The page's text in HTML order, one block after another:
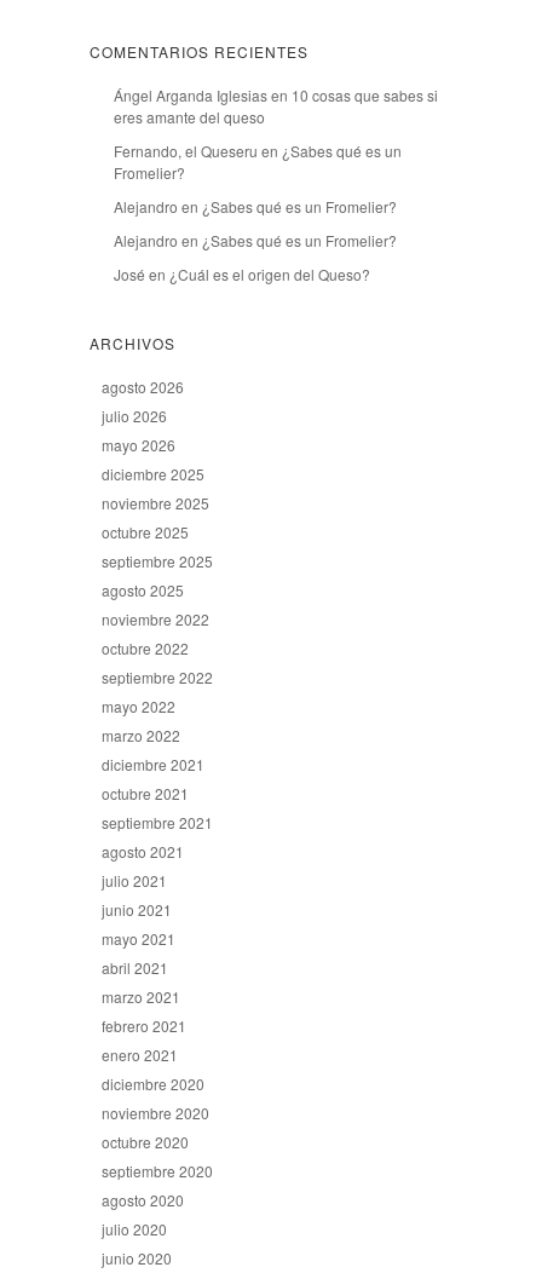
COMENTARIOS RECIENTES
Ángel Arganda Iglesiasen 10 cosas que sabes si
eres amante del queso
Fernando, el Queseru en ¿Sabes qué es un
Fromelier?
Alejandro en ¿Sabes qué es un Fromelier?
Alejandro en ¿Sabes qué es un Fromelier?
José en ¿Cuál es el origen del Queso?
ARCHIVOS
agosto 2026
julio 2026
mayo 2026
diciembre 2025
noviembre 2025
octubre 2025
septiembre 2025
agosto 2025
noviembre 2022
octubre 2022
septiembre 2022
mayo 2022
marzo 2022
diciembre 2021
octubre 2021
septiembre 2021
agosto 2021
julio 2021
junio 2021
mayo 2021
abril 2021
marzo 2021
febrero 2021
enero 2021
diciembre 2020
noviembre 2020
octubre 2020
septiembre 2020
agosto 2020
julio 2020
junio 2020